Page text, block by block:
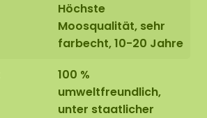
Höchste
Moosqualität, sehr
farbecht, 10-20 Jahre
100 %
umweltfreundlich,
unter staatlicher